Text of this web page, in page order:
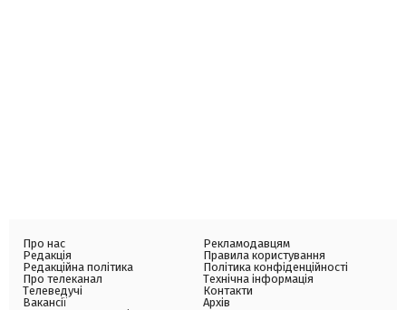
Про нас
Редакція
Редакційна політика
Про телеканал
Телеведучі
Вакансії
Рекламодавцям
Правила користування
Політика конфіденційності
Технічна інформація
Контакти
Архів